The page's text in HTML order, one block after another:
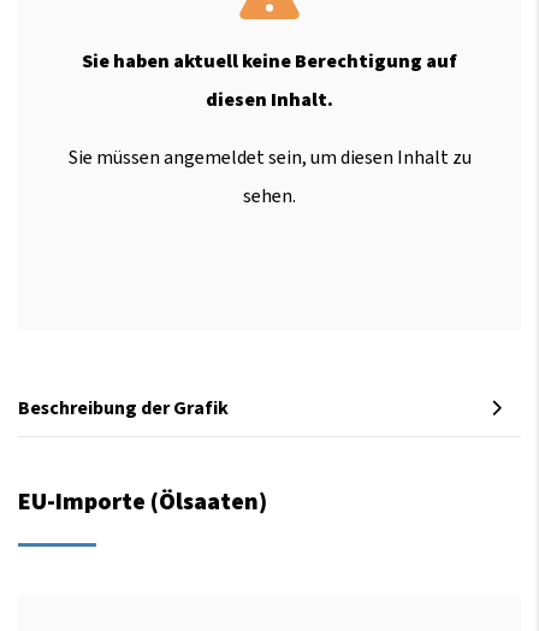
Sie haben aktuell keine Berechtigung auf
diesen Inhalt.
Sie müssen angemeldet sein, um diesen Inhalt zu
sehen.
Beschreibung der Grafik
EU-Importe (Ölsaaten)